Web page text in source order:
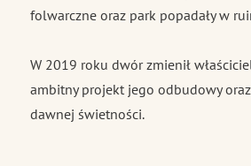
folwarczne oraz park popadały w
W 2019 roku dwór zmienił
ambitny projekt jego odbudowy
dawnej świetności.